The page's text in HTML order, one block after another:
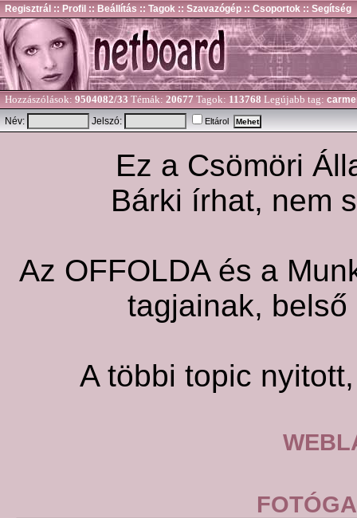
Regisztrál :: Profil :: Beállítás :: Tagok :: Szavazógép :: Csoportok :: Segítség
Hozzászólások: 9504082/33 Témák: 20677 Tagok: 113768 Legújabb tag:
Név:
Jelszó: Eltárol
Ez a Csömöri
Bárki írhat, nem
Az OFFOLDA és a
tagjainak,
A többi topic